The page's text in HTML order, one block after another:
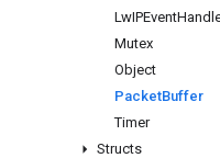
LwIPEvent
Mutex
Object
PacketBuffer
Timer
Structs